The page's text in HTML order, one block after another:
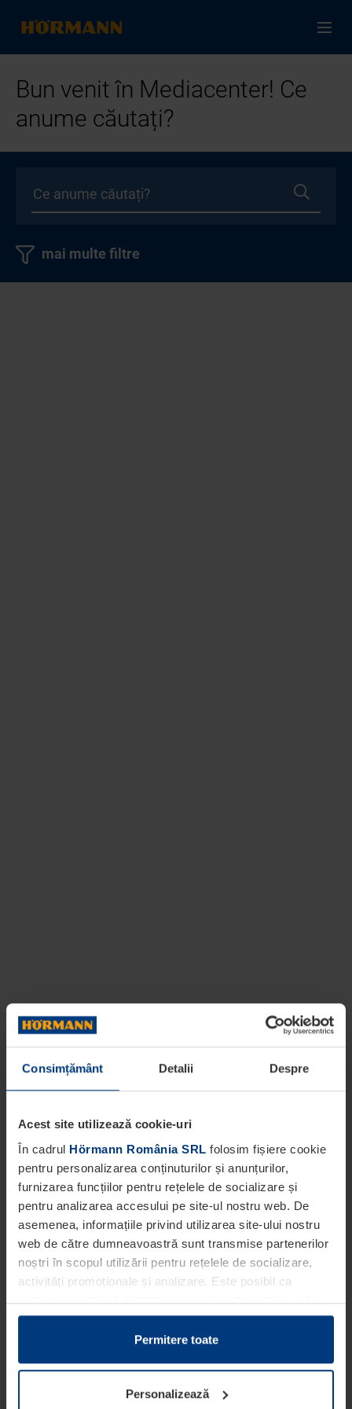
Consimțământ Detalii Despre
Acest site utilizează cookie-uri
În cadrul Hörmann România SRL folosim fișiere cookie
pentru personalizarea conținuturilor și anunțurilor,
furnizarea funcțiilor pentru rețelele de socializare și
pentru analizarea accesului pe site-ul nostru web. De
asemenea, informațiile privind utilizarea site-ului nostru
web de către dumneavoastră sunt transmise partenerilor
noștri în scopul utilizării pentru rețelele de socializare,
activități promoționale și analizare. Este posibil ca
partenerii noștri să sintetizeze aceste informații cu alte
date pe care dumneavoastră le-ați pus la dispoziția
acestora ori care au fost colectate în cadrul utilizării
Din punct de vedere legal, putem stoca fișiere cookie pe
dispozitivul dumneavoastră în cazul în care acestea sunt
Permitere toate
Personalizează
Bun venit în Mediacenter! Ce
anume căutați?
mai multe filtre